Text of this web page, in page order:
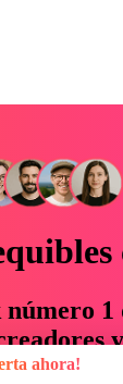
% en
ahora!